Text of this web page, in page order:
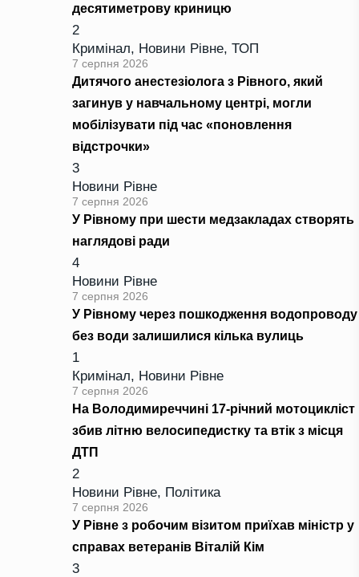
десятиметрову криницю
2
Кримінал, Новини Рівне, ТОП
7 серпня 2026
Дитячого анестезіолога з Рівного, який
загинув у навчальному центрі, могли
мобілізувати під час «поновлення
відстрочки»
3
Новини Рівне
7 серпня 2026
У Рівному при шести медзакладах створять
наглядові ради
4
Новини Рівне
7 серпня 2026
У Рівному через пошкодження водопроводу
без води залишилися кілька вулиць
1
Кримінал, Новини Рівне
7 серпня 2026
На Володимиреччині 17-річний мотоцикліст
збив літню велосипедистку та втік з місця
ДТП
2
Новини Рівне, Політика
7 серпня 2026
У Рівне з робочим візитом приїхав міністр у
справах ветеранів Віталій Кім
3